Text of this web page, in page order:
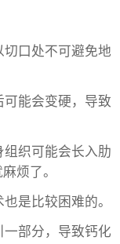
口处不可避免地
能会变硬，导致
织可能会长入肋
烦了。
是比较困难的。
部分，导致钙化